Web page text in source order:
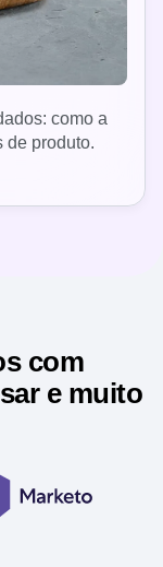
como a
de produto.
com
e muito